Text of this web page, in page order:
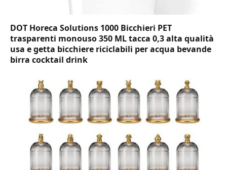
DOT Horeca Solutions 1000 Bicchieri PET
trasparenti monouso 350 ML tacca 0,3 alta qualità
usa e getta bicchiere riciclabili per acqua bevande
birra cocktail drink